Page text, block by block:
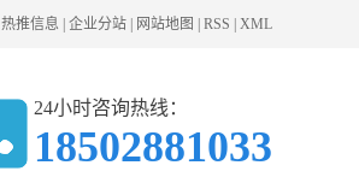
热推信息 企业分站 网站地图 RSS XML
24小时咨询热线：
18502881033